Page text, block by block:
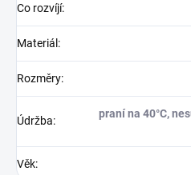
Co rozvíjí:
Materiál :
Rozměry:
Údržba:
praní na 40°C,
Věk: